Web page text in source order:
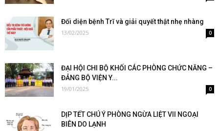
Đối diện bệnh Trĩ và giải quyết thật nhẹ nhàng
13/02/2025 0
ĐẠI HỘI CHI BỘ KHỐI CÁC PHÒNG CHỨC NĂNG –
ĐẢNG BỘ VIỆN Y...
19/01/2025 0
DỊP TẾT CHÚ Ý PHÒNG NGỪA LIỆT VII NGOẠI
BIÊN DO LẠNH